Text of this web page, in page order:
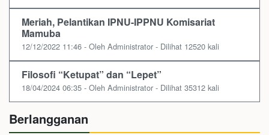
Meriah, Pelantikan IPNU-IPPNU Komisariat
Mamuba
12/12/2022 11:46 - Oleh Administrator - Dilihat 12520 kali
Filosofi “Ketupat” dan “Lepet”
18/04/2024 06:35 - Oleh Administrator - Dilihat 35312 kali
Berlangganan